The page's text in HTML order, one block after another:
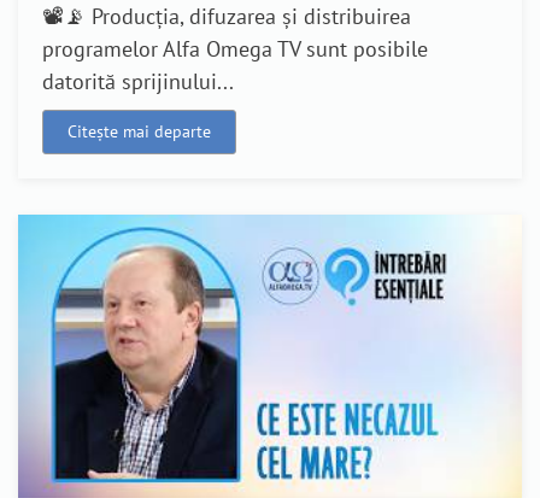
📽️📡 Producția, difuzarea și distribuirea
programelor Alfa Omega TV sunt posibile
datorită sprijinului...
Citește mai departe